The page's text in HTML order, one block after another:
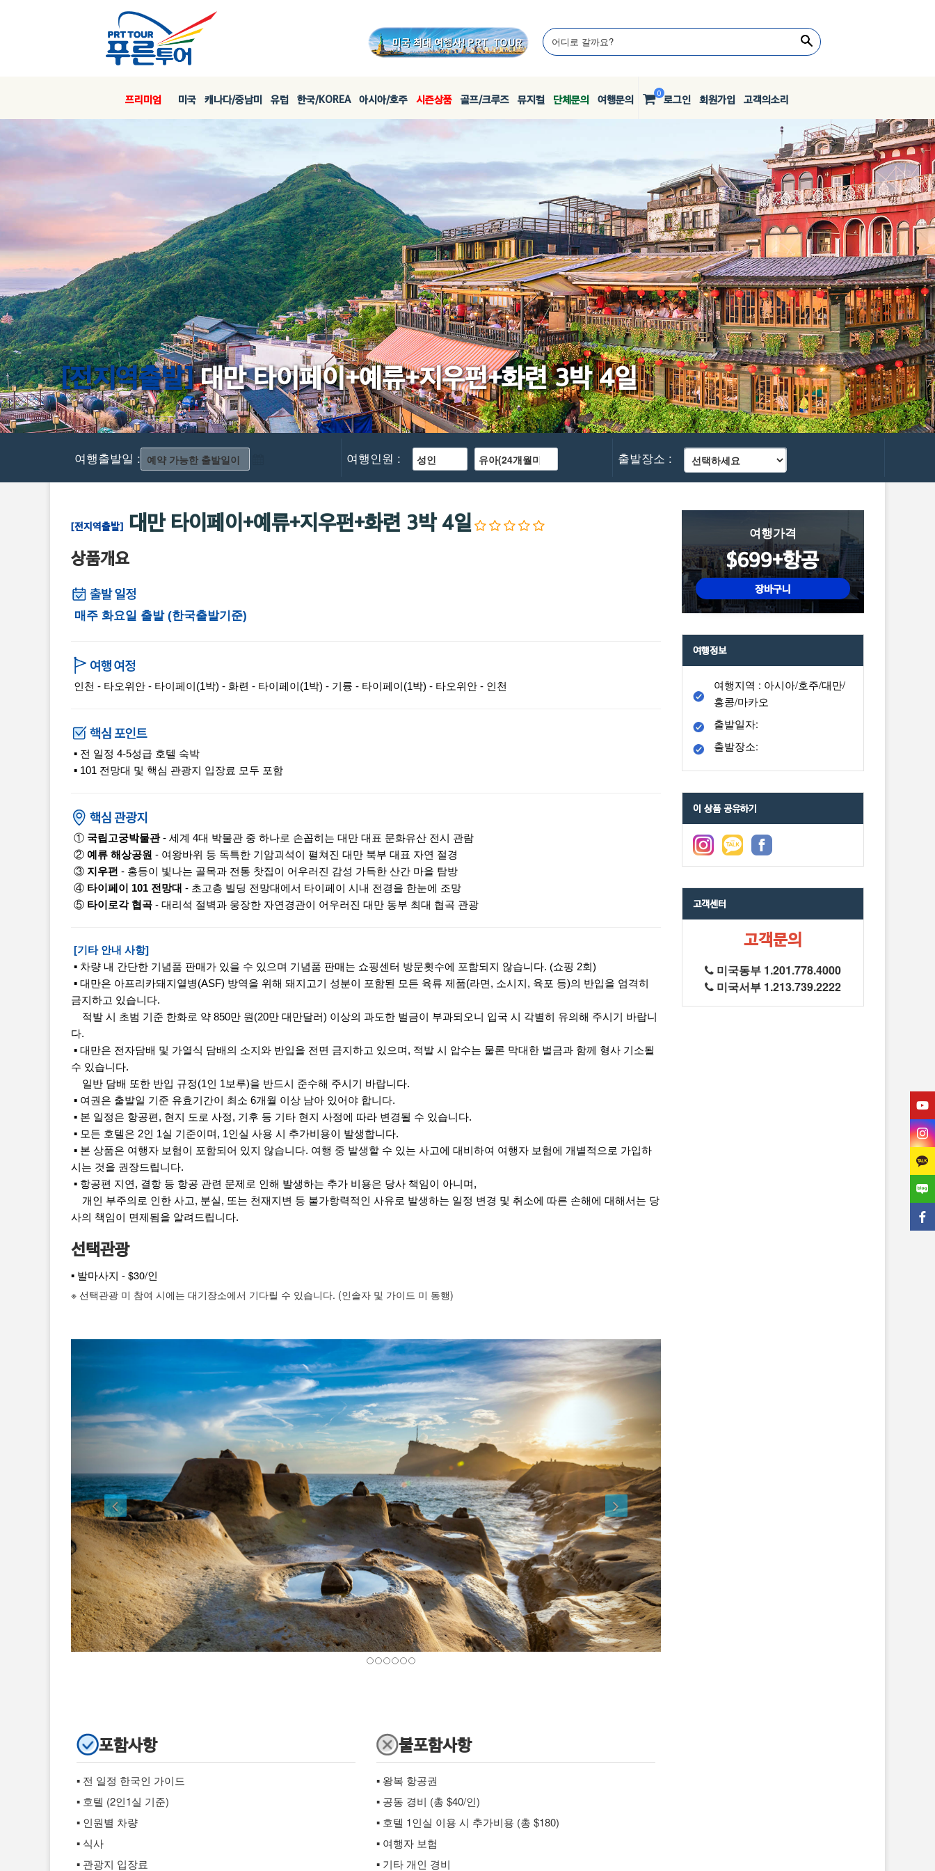
프리미엄 미국 캐나다/중남미 유럽 한국/KOREA 아시아/호주 시즌상품 골프/크루즈 뮤지컬 단체문의 여행문의 0 로그인 회원가입 고객의소리
[전지역출발]대만 타이페이+예류+지우펀+화련 3박 4일
여행출발일 : 여행인원 : 출발장소 :
[전지역출발] 대만 타이페이+예류+지우펀+화련 3박 4일
상품개요
매주 화요일 출발 (한국출발기준)
인천 - 타오위안 - 타이페이(1박) - 화련 - 타이페이(1박) - 기륭 - 타이페이(1박) - 타오위안 - 인천
▪ 전 일정 4-5성급 호텔 숙박
▪ 101 전망대 및 핵심 관광지 입장료 모두 포함
① 국립고궁박물관- 세계 4대 박물관 중 하나로 손꼽히는 대만 대표 문화유산 전시 관람
② 예류 해상공원 - 여왕바위 등 독특한 기암괴석이 펼쳐진 대만 북부 대표 자연 절경
③ 지우펀 - 홍등이 빛나는 골목과 전통 찻집이 어우러진 감성 가득한 산간 마을 탐방
④ 타이페이 101 전망대 - 초고층 빌딩 전망대에서 타이페이 시내 전경을 한눈에 조망
⑤ 타이로각 협곡 - 대리석 절벽과 웅장한 자연경관이 어우러진 대만 동부 최대 협곡 관광
[기타 안내 사항]
▪ 차량 내 간단한 기념품 판매가 있을 수 있으며 기념품 판매는 쇼핑센터 방문횟수에 포함되지 않습니다. (쇼핑 2회)
▪ 대만은 아프리카돼지열병(ASF) 방역을 위해 돼지고기 성분이 포함된 모든 육류 제품(라면, 소시지, 육포 등)의 반입을 엄격히
금지하고 있습니다.
적발 시 초범 기준 한화로 약 850만 원(20만 대만달러) 이상의 과도한 벌금이 부과되오니 입국 시 각별히 유의해 주시기 바랍니
다.
▪ 대만은 전자담배 및 가열식 담배의 소지와 반입을 전면 금지하고 있으며, 적발 시 압수는 물론 막대한 벌금과 함께 형사 기소될
수 있습니다.
일반 담배 또한 반입 규정(1인 1보루)을 반드시 준수해 주시기 바랍니다.
▪ 여권은 출발일 기준 유효기간이 최소 6개월 이상 남아 있어야 합니다.
▪ 본 일정은 항공편, 현지 도로 사정, 기후 등 기타 현지 사정에 따라 변경될 수 있습니다.
▪ 모든 호텔은 2인 1실 기준이며, 1인실 사용 시 추가비용이 발생합니다.
▪ 본 상품은 여행자 보험이 포함되어 있지 않습니다. 여행 중 발생할 수 있는 사고에 대비하여 여행자 보험에 개별적으로 가입하
시는 것을 권장드립니다.
▪ 항공편 지연, 결항 등 항공 관련 문제로 인해 발생하는 추가 비용은 당사 책임이 아니며,
개인 부주의로 인한 사고, 분실, 또는 천재지변 등 불가항력적인 사유로 발생하는 일정 변경 및 취소에 따른 손해에 대해서는 당
사의 책임이 면제됨을 알려드립니다.
선택관광
▪ 발마사지 - $30/인
※ 선택관광 미 참여 시에는 대기장소에서 기다릴 수 있습니다. (인솔자 및 가이드 미 동행)
포함사항
▪ 전 일정 한국인 가이드
▪ 호텔 (2인1실 기준)
▪ 인원별 차량
▪ 식사
▪ 관광지 입장료
불포함사항
▪ 왕복 항공권
▪ 공동 경비 (총 $40/인)
▪ 호텔 1인실 이용 시 추가비용 (총 $180)
▪ 여행자 보험
▪ 기타 개인 경비
여행가격
$699+항공
장바구니
여행정보
여행지역 : 아시아/호주/대만/
홍콩/마카오
출발일자:
출발장소:
이 상품 공유하기
고객센터
고객문의
미국동부 1.201.778.4000
미국서부 1.213.739.2222